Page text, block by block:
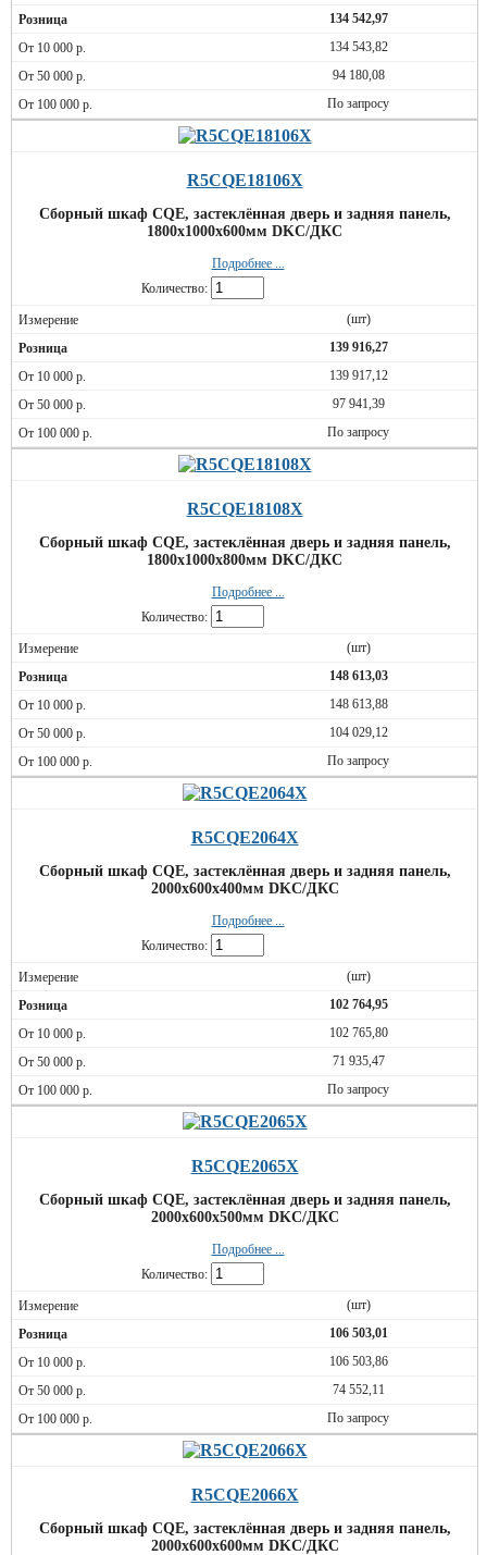
134 542,97
134 543,82
94 180,08
По запросу
R5CQE18106X
Сборный шкаф CQE, застеклённая дверь и задняя панель,
1800x1000x600мм DKC/ДКС
Подробнее ...
Количество:
(шт)
139 916,27
139 917,12
97 941,39
По запросу
R5CQE18108X
Сборный шкаф CQE, застеклённая дверь и задняя панель,
1800x1000x800мм DKC/ДКС
Подробнее ...
Количество:
(шт)
148 613,03
148 613,88
104 029,12
По запросу
R5CQE2064X
Сборный шкаф CQE, застеклённая дверь и задняя панель,
2000x600x400мм DKC/ДКС
Подробнее ...
Количество:
(шт)
102 764,95
102 765,80
71 935,47
По запросу
R5CQE2065X
Сборный шкаф CQE, застеклённая дверь и задняя панель,
2000x600x500мм DKC/ДКС
Подробнее ...
Количество:
(шт)
106 503,01
106 503,86
74 552,11
По запросу
R5CQE2066X
Сборный шкаф CQE, застеклённая дверь и задняя панель,
2000x600x600мм DKC/ДКС